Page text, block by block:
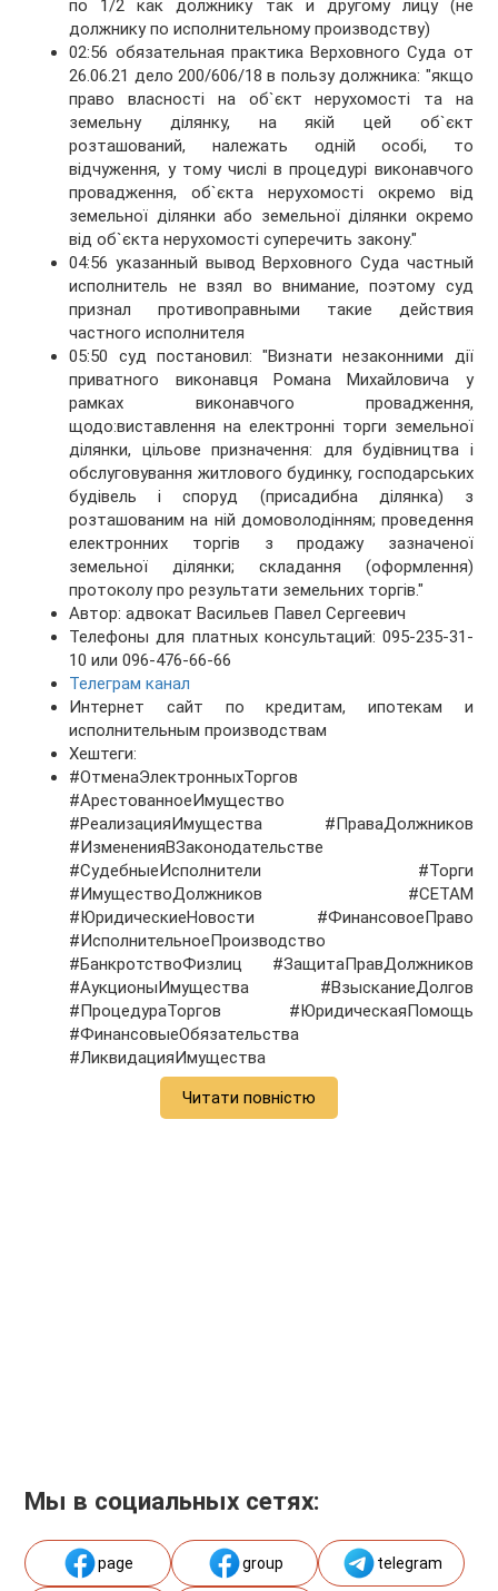
по 1/2 как должнику так и другому лицу (не
должнику по исполнительному производству)
02:56 обязательная практика Верховного Суда от
26.06.21 дело 200/606/18 в пользу должника: "якщо
право власності на об`єкт нерухомості та на
земельну ділянку, на якій цей об`єкт
розташований, належать одній особі, то
відчуження, у тому числі в процедурі виконавчого
провадження, об`єкта нерухомості окремо від
земельної ділянки або земельної ділянки окремо
від об`єкта нерухомості суперечить закону."
04:56 указанный вывод Верховного Суда частный
исполнитель не взял во внимание, поэтому суд
признал противоправными такие действия
частного исполнителя
05:50 суд постановил: "Визнати незаконними дії
приватного виконавця Романа Михайловича у
рамках виконавчого провадження,
щодо:виставлення на електронні торги земельної
ділянки, цільове призначення: для будівництва і
обслуговування житлового будинку, господарських
будівель і споруд (присадибна ділянка) з
розташованим на ній домоволодінням; проведення
електронних торгів з продажу зазначеної
земельної ділянки; складання (оформлення)
протоколу про результати земельних торгів."
Автор: адвокат Васильев Павел Сергеевич
Телефоны для платных консультаций: 095-235-31-
10 или 096-476-66-66
Телеграм канал
Интернет сайт по кредитам, ипотекам и
исполнительным производствам
Хештеги:
#ОтменаЭлектронныхТоргов
#АрестованноеИмущество
#РеализацияИмущества #ПраваДолжников
#ИзмененияВЗаконодательстве
#СудебныеИсполнители #Торги
#ИмуществоДолжников #СЕТАМ
#ЮридическиеНовости #ФинансовоеПраво
#ИсполнительноеПроизводство
#БанкротствоФизлиц #ЗащитаПравДолжников
#АукционыИмущества #ВзысканиеДолгов
#ПроцедураТоргов #ЮридическаяПомощь
#ФинансовыеОбязательства
#ЛиквидацияИмущества
Читати повністю
Мы в социальных сетях:
page group telegram